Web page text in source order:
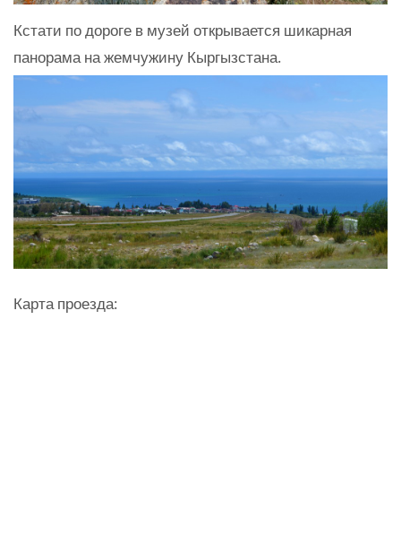
Кстати по дороге в музей открывается шикарная
панорама на жемчужину Кыргызстана.
Карта проезда: